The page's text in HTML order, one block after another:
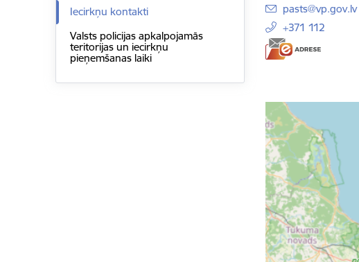
Iecirkņu kontakti
Valsts policijas apkalpojamās
teritorijas un iecirkņu
pieņemšanas laiki
E-pasts:
pasts@vp.gov.lv
+371 112